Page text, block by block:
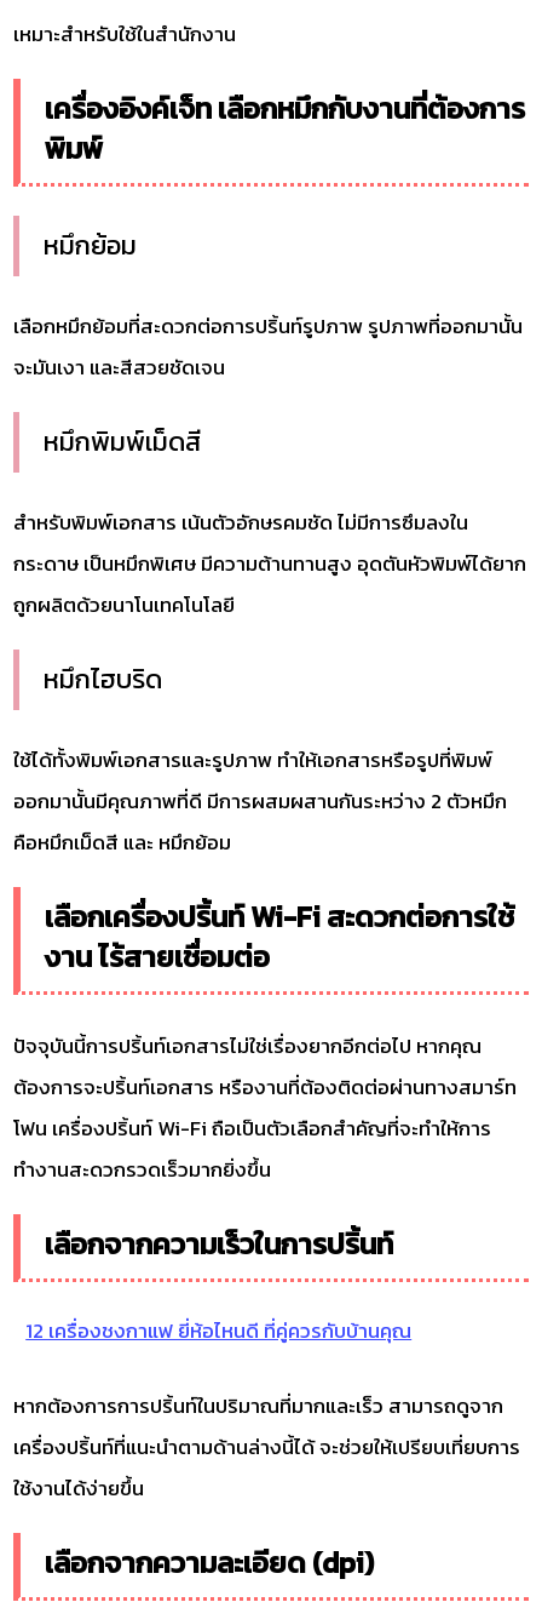
เหมาะสำหรับใช้ในสำนักงาน
เครื่องอิงค์เจ็ท เลือกหมึกกับงานที่ต้องการ
พิมพ์
หมึกย้อม
เลือกหมึกย้อมที่สะดวกต่อการปริ้นท์รูปภาพ รูปภาพที่ออกมานั้น
จะมันเงา และสีสวยชัดเจน
หมึกพิมพ์เม็ดสี
สำหรับพิมพ์เอกสาร เน้นตัวอักษรคมชัด ไม่มีการซึมลงใน
กระดาษ เป็นหมึกพิเศษ มีความต้านทานสูง อุดตันหัวพิมพ์ได้ยาก
ถูกผลิตด้วยนาโนเทคโนโลยี
หมึกไฮบริด
ใช้ได้ทั้งพิมพ์เอกสารและรูปภาพ ทำให้เอกสารหรือรูปที่พิมพ์
ออกมานั้นมีคุณภาพที่ดี มีการผสมผสานกันระหว่าง 2 ตัวหมึก
คือหมึกเม็ดสี และ หมึกย้อม
เลือกเครื่องปริ้นท์ Wi-Fi สะดวกต่อการใช้
งาน ไร้สายเชื่อมต่อ
ปัจจุบันนี้การปริ้นท์เอกสารไม่ใช่เรื่องยากอีกต่อไป หากคุณ
ต้องการจะปริ้นท์เอกสาร หรืองานที่ต้องติดต่อผ่านทางสมาร์ท
โฟน เครื่องปริ้นท์ Wi-Fi ถือเป็นตัวเลือกสำคัญที่จะทำให้การ
ทำงานสะดวกรวดเร็วมากยิ่งขึ้น
เลือกจากความเร็วในการปริ้นท์
12 เครื่องชงกาแฟ ยี่ห้อไหนดี ที่คู่ควรกับบ้านคุณ
หากต้องการการปริ้นท์ในปริมาณที่มากและเร็ว สามารถดูจาก
เครื่องปริ้นท์ที่แนะนำตามด้านล่างนี้ได้ จะช่วยให้เปรียบเที่ยบการ
ใช้งานได้ง่ายขึ้น
เลือกจากความละเอียด (dpi)